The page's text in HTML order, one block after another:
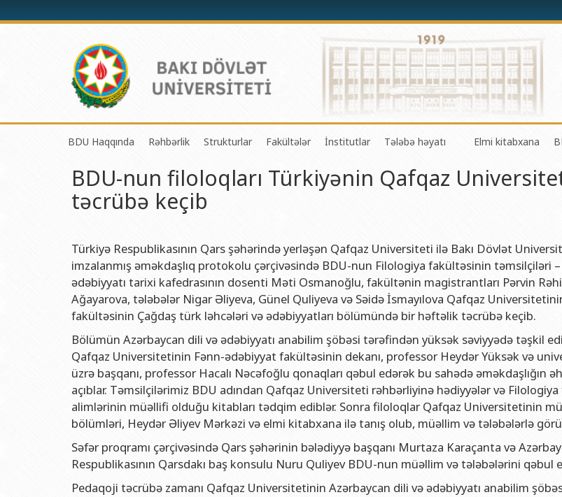
BDU Haqqında
BDU-nun tarixi
BDU-nun Missiya və Strateji inkişaf planı
Akkreditasiya haqqında Sertifikat
BDU-nun üzv olduğu beynəlxalq təşkilatlar
BDU-nun qrant layihələri
Rektorlarımız
BDU-nun məzunları
Fəxri doktorlarımız
BDU-da təhsil
BDU-da tədris olunan ixtisaslar
Universitet tarixinin ən mühüm hadisələri
Rəhbərlik
Rektor
Prorektorlar
Dekanlar
Həmkarlar İttifaqı Komitəsi
Tədris Metodiki Şura
Strukturlar
Tədrisin təşkili və idarə olunması Mərkəzi
Beynəlxalq əlaqələr şöbəsi
Xarici tələbələrlə iş şöbəsi
İctimaiyyətlə əlaqələr və informasiya şöbəsi
Humanitar məsələlər və gənclər siyasəti şöbəsi
İnsan resursları və hüquq şöbəsi
Sənədlər və Müraciətlərlə iş şöbəsi
Maliyyə və təminat Departamenti
Keyfiyyətin təminatı, monitorinq şöbəsi
Mədəniyyət-yaradıcılıq Mərkəzi
İdman-sağlamlıq Mərkəzi
Fakültələr
Mexanika-riyaziyyat fakültəsi
Kimya fakültəsi
Biologiya fakültəsi
Ekologiya və torpaqşünaslıq fakültəsi
Coğrafiya fakültəsi
Geologiya fakültəsi
Filologiya fakültəsi
Tarix fakültəsi
Beynəlxalq münasibətlər və iqtisadiyyat fakültəsi
Jurnalistika fakültəsi
İnformasiya və sənəd menecmenti fakültəsi
İnstitutlar
Fizika problemləri Elmi-Tədqiqat İnstitutu
Azərbaycan Respublikasının Elm və Təhsil
Azərbaycan Respublikasının Elm və Təhsil
Azərbaycan Respublikasının Elm və Təhsil
Azərbaycan Respublikasının Elm və Təhsil
Azərbaycan Respublikasının Elm və Təhsil
Azərbaycan Respublikasının Elm və Təhsil
Azərbaycan Respublikasının Elm və Təhsil
Tələbə həyatı
Gənc Alimlər Şurası
SABAH qrupları haqqında
Elmi kitabxana
BDU-nun filoloqları Türkiyənin Qafqaz
təcrübə keçib
Türkiyə Respublikasının Qars şəhərində yerləşən Qafqaz Universiteti ilə Bakı Dövlət
imzalanmış əməkdaşlıq protokolu çərçivəsində BDU-nun Filologiya fakültəsinin təmsilçiləri
ədəbiyyatı tarixi kafedrasının dosenti Məti Osmanoğlu, fakültənin magistrantları Pərvin
Ağayarova, tələbələr Nigar Əliyeva, Günel Quliyeva və Səidə İsmayılova Qafqaz
fakültəsinin Çağdaş türk ləhcələri və ədəbiyyatları bölümündə bir həftəlik təcrübə keçib.
Bölümün Azərbaycan dili və ədəbiyyatı anabilim şöbəsi tərəfindən yüksək səviyyədə təşkil
Qafqaz Universitetinin Fənn-ədəbiyyat fakültəsinin dekanı, professor Heydər Yüksək və
üzrə başqanı, professor Hacalı Nəcəfoğlu qonaqları qəbul edərək bu sahədə əməkdaşlığın
açıblar. Təmsilçilərimiz BDU adından Qafqaz Universiteti rəhbərliyinə hədiyyələr və
alimlərinin müəllifi olduğu kitabları tədqim ediblər. Sonra filoloqlar Qafqaz Universitetinin
bölümləri, Heydər Əliyev Mərkəzi və elmi kitabxana ilə tanış olub, müəllim və tələbələrlə
Səfər proqramı çərçivəsində Qars şəhərinin bələdiyyə başqanı Murtaza Karaçanta və
Respublikasının Qarsdakı baş konsulu Nuru Quliyev BDU-nun müəllim və tələbələrini qəbul
Pedaqoji təcrübə zamanı Qafqaz Universitetinin Azərbaycan dili və ədəbiyyatı anabilim